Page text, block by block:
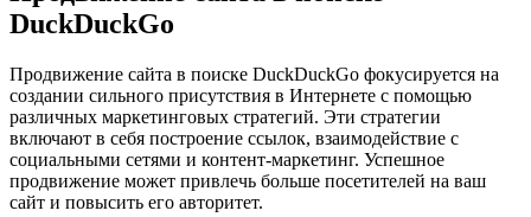
DuckDuckGo
Продвижение сайта в поиске DuckDuckGo фокусируется на
создании сильного присутствия в Интернете с помощью
различных маркетинговых стратегий. Эти стратегии
включают в себя построение ссылок, взаимодействие с
социальными сетями и контент-маркетинг. Успешное
продвижение может привлечь больше посетителей на ваш
сайт и повысить его авторитет.